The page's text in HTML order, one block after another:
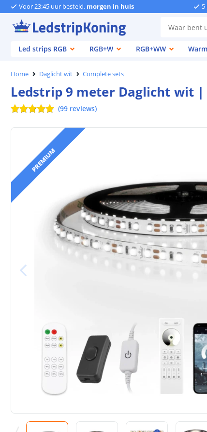
Voor 23:45 uur besteld, morgen in huis 5
Led strips RGB
RGB+W RGB+WW
Home Daglicht wit Complete sets
Ledstrip 9 meter Daglicht wit |
(99 reviews)
PREMIUM